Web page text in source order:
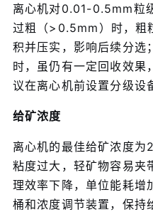
离心机对0.01-0.5mm粒
过粗（>0.5mm）时，粗
积并压实，影响后续分选
时，虽仍有一定回收效果
议在离心机前设置分级设
给矿浓度
离心机的最佳给矿浓度
粘度过大，轻矿物容易夹
理效率下降，单位能耗增
桶和浓度调节装置，保持